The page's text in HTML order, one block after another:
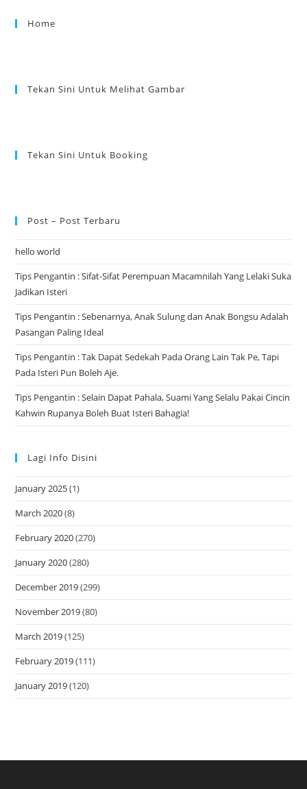
Home
Tekan Sini Untuk Melihat Gambar
Tekan Sini Untuk Booking
Post – Post Terbaru
hello world
Tips Pengantin : Sifat-Sifat Perempuan Macamnilah Yang Lelaki Suka
Jadikan Isteri
Tips Pengantin : Sebenarnya, Anak Sulung dan Anak Bongsu Adalah
Pasangan Paling Ideal
Tips Pengantin : Tak Dapat Sedekah Pada Orang Lain Tak Pe, Tapi
Pada Isteri Pun Boleh Aje.
Tips Pengantin : Selain Dapat Pahala, Suami Yang Selalu Pakai Cincin
Kahwin Rupanya Boleh Buat Isteri Bahagia!
Lagi Info Disini
January 2025(1)
March 2020(8)
February 2020(270)
January 2020(280)
December 2019(299)
November 2019(80)
March 2019(125)
February 2019(111)
January 2019(120)